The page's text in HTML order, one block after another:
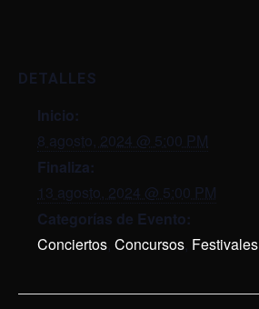
DETALLES
Inicio:
8 agosto, 2024 @ 5:00 PM
Finaliza:
13 agosto, 2024 @ 5:00 PM
Categorías de Evento:
Conciertos, Concursos, Festivales